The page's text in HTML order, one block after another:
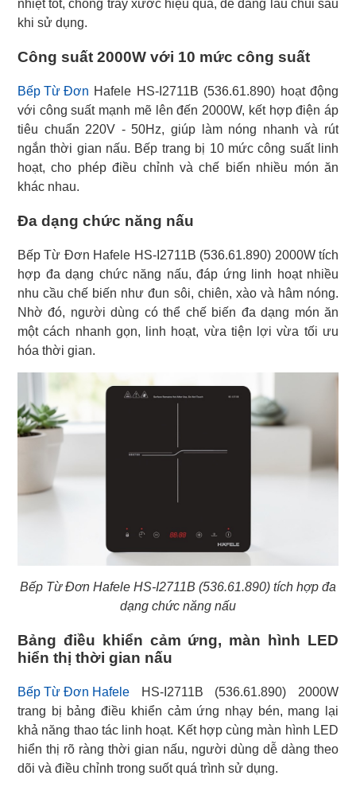
nhiệt tốt, chống trầy xước hiệu quả, dễ dàng lau chùi sau
khi sử dụng.
Công suất 2000W với 10 mức công suất
Bếp Từ Đơn Hafele HS-I2711B (536.61.890) hoạt động
với công suất mạnh mẽ lên đến 2000W, kết hợp điện áp
tiêu chuẩn 220V - 50Hz, giúp làm nóng nhanh và rút
ngắn thời gian nấu. Bếp trang bị 10 mức công suất linh
hoạt, cho phép điều chỉnh và chế biến nhiều món ăn
khác nhau.
Đa dạng chức năng nấu
Bếp Từ Đơn Hafele HS-I2711B (536.61.890) 2000W tích
hợp đa dạng chức năng nấu, đáp ứng linh hoạt nhiều
nhu cầu chế biến như đun sôi, chiên, xào và hâm nóng.
Nhờ đó, người dùng có thể chế biến đa dạng món ăn
một cách nhanh gọn, linh hoạt, vừa tiện lợi vừa tối ưu
hóa thời gian.
Bếp Từ Đơn Hafele HS-I2711B (536.61.890) tích hợp đa
dạng chức năng nấu
Bảng điều khiển cảm ứng, màn hình LED
hiển thị thời gian nấu
Bếp Từ Đơn Hafele HS-I2711B (536.61.890) 2000W
trang bị bảng điều khiển cảm ứng nhạy bén, mang lại
khả năng thao tác linh hoạt. Kết hợp cùng màn hình LED
hiển thị rõ ràng thời gian nấu, người dùng dễ dàng theo
dõi và điều chỉnh trong suốt quá trình sử dụng.